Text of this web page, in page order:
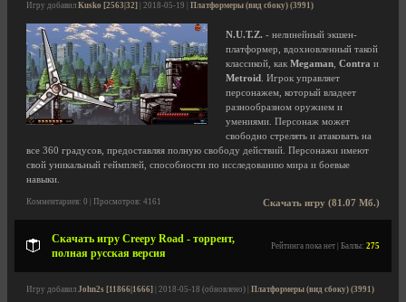
Игру добавил Kusko [2563|32] | 2018-05-19 | Платформеры (вид сбоку) (3991)
N.U.T.Z. - нелинейный экшен-
платформер, вдохновленный такой
классикой, как Megaman Contra и
Metroid
. Игрок управляет
персонажем, который владеет
разнообразном оружием и
умениями. Персонаж может
свободно стрелять и атаковать на
все 360 градусов, предоставляя полную свободу действий. Персонажи имеют
свой уникальный геймплей, способности по исследованию мира и боевые
навыки.
Скачать игру (81.07 Мб.)
Комментариев: 0 | Просмотров: 4161
Скачать игру Creepy Road - торрент,
полная русская версия
Рейтинга пока нет | Баллы: 275
Игру добавил John2s [11866|1666] | 2018-05-18 (обновлено) | Платформеры (вид сбоку) (3991)